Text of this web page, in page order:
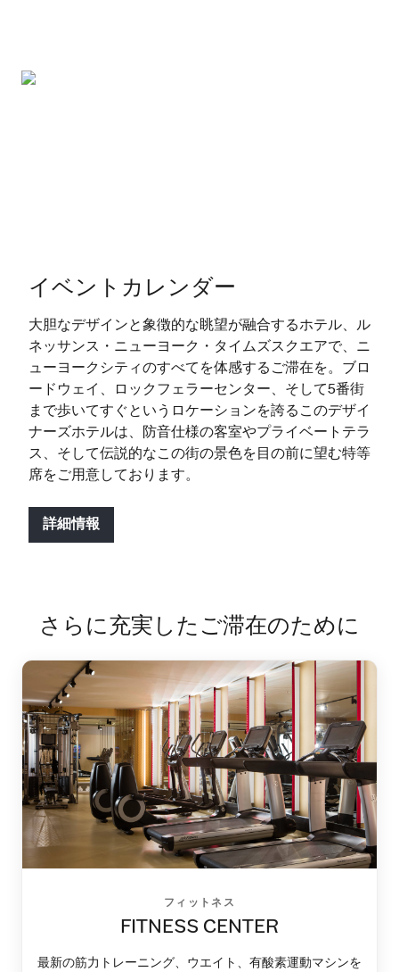
イベントカレンダー
大胆なデザインと象徴的な眺望が融合するホテル、ル
ネッサンス・ニューヨーク・タイムズスクエアで、ニ
ューヨークシティのすべてを体感するご滞在を。ブロ
ードウェイ、ロックフェラーセンター、そして5番街
まで歩いてすぐというロケーションを誇るこのデザイ
ナーズホテルは、防音仕様の客室やプライベートテラ
ス、そして伝説的なこの街の景色を目の前に望む特等
席をご用意しております。
詳細情報
さらに充実したご滞在のために
フィットネス
FITNESS CENTER
最新の筋力トレーニング、ウエイト、有酸素運動マシンを